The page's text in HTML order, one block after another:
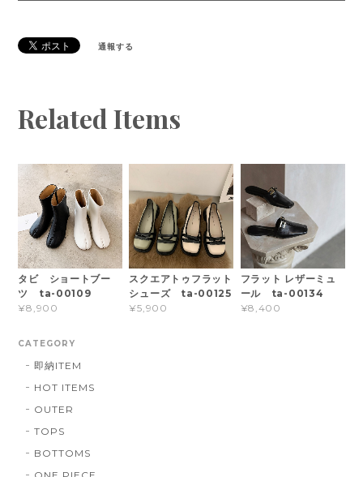
通報する
Related Items
タビ ショートブー
ツ ta-00109
¥8,900
スクエアトゥフラット
シューズ ta-00125
¥5,900
フラット レザーミュ
ール ta-00134
¥8,400
CATEGORY
即納ITEM
HOT ITEMS
OUTER
TOPS
BOTTOMS